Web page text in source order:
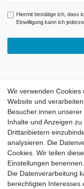
Hiermit bestätige ich, dass
Einwilligung kann ich
Wir verwenden
Website und
Besucher:innen
Inhalte und Anzeigen
Drittanbietern
analysieren. Die
Cookies. Wir teilen
Einstellungen benennen.
Die Datenverarbeitung
berechtigten Interesses